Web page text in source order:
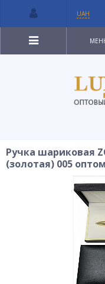
Ручка шариковая
(золотая) 005
UAH